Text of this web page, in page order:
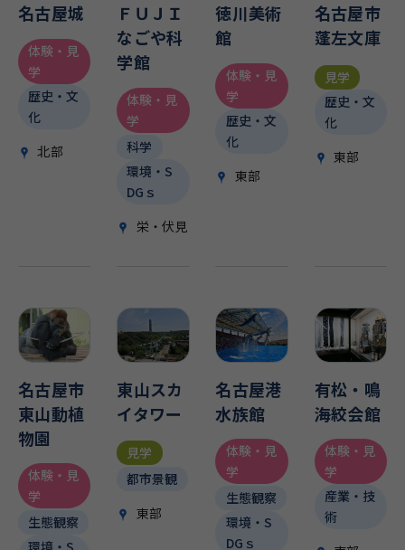
名古屋城
体験・見
学
歴史・文
化
北部
ＦＵＪＩ
なごや科
学館
体験・見
学
科学
環境・S
DGｓ
栄・伏見
徳川美術
館
体験・見
学
歴史・文
化
東部
名古屋市
蓬左文庫
見学
歴史・文
化
東部
名古屋市
東山動植
物園
体験・見
学
生態観察
東山スカ
イタワー
見学
都市景観
東部
名古屋港
水族館
体験・見
学
生態観察
環境・S
DGｓ
有松・鳴
海絞会館
体験・見
学
産業・技
術